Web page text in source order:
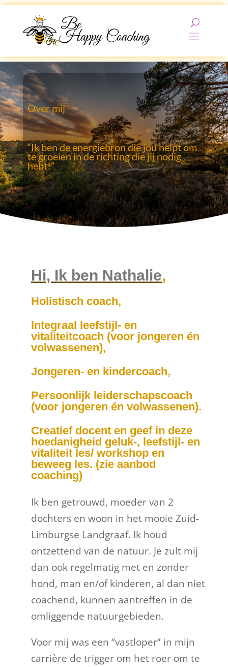
Over mij
“Ik ben de energiebron die jou helpt om
te groeien in de richting die jij nodig
hebt!”
Hi, Ik ben Nathalie,
Holistisch coach,
Integraal leefstijl- en
vitaliteitcoach (voor jongeren én
volwassenen),
Jongeren- en kindercoach,
Persoonlijk leiderschapscoach
(voor jongeren én volwassenen).
Creatief docent en geef in deze
hoedanigheid geluk-, leefstijl- en
vitaliteit les/ workshop en
beweeg les. (zie aanbod
coaching)
Ik ben getrouwd, moeder van 2
dochters en woon in het mooie Zuid-
Limburgse Landgraaf. Ik houd
ontzettend van de natuur. Je zult mij
dan ook regelmatig met en zonder
hond, man en/of kinderen, al dan niet
coachend, kunnen aantreffen in de
omliggende natuurgebieden.
Voor mij was een “vastloper” in mijn
carrière de trigger om het roer om te